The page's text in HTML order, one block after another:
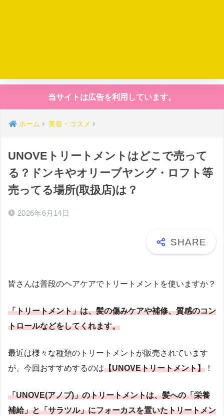
当サイトは広告を利用しています。
ホーム 美容・コスメ
UNOVEトリートメントはどこで売って
る？ドンキやオリーブヤング・ロフト等
売ってる場所(取扱店)は？
2026年6月14日
皆さんは普段のヘアケアでトリートメントを使いますか？
「トリートメント」は、髪の傷みケアや補修、質感のコン
トロールなどをしてくれます。
最近は様々な種類のトリートメントが販売されています
が、今回おすすめするのは【UNOVEトリートメント】 ！
「UNOVE(アノブ)」のトリートメントは、髪への「栄養
補給」と「サラツル」にフォーカスを置いたトリートメン